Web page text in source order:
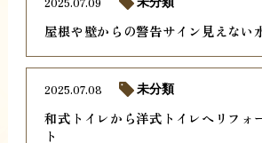
屋根や壁からの警告サイン見えない
和式トイレから洋式トイレへリフォ
ト
2025.07.08 未分類